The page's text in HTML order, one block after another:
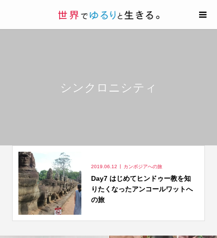
シンクロニシティ
2019.06.12 カンボジアへの旅
Day7 はじめてヒンドゥー教を知
りたくなったアンコールワットへ
の旅